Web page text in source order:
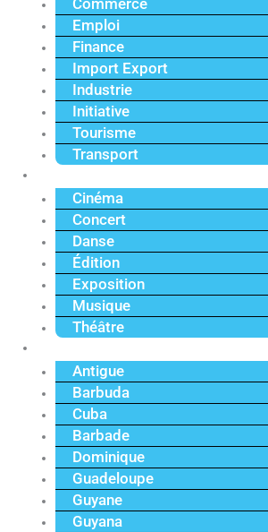
Commerce
Emploi
Finance
Import Export
Industrie
Initiative
Tourisme
Transport
Cinéma
Concert
Danse
Édition
Exposition
Musique
Théâtre
Antigue
Barbuda
Cuba
Barbade
Dominique
Guadeloupe
Guyane
Guyana